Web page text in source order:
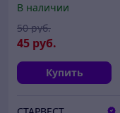
мужской
В наличии
45 руб.
50 руб.
Купить